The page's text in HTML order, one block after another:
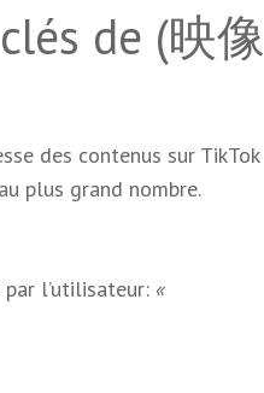
de (映像
des contenus sur TikTok
plus grand nombre.
l’utilisateur: «